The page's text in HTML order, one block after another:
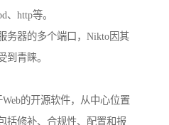
、http等。
务器的多个端口，Nikto因其
到青睐。
的开源软件，从中心位置
括修补、合规性、配置和报